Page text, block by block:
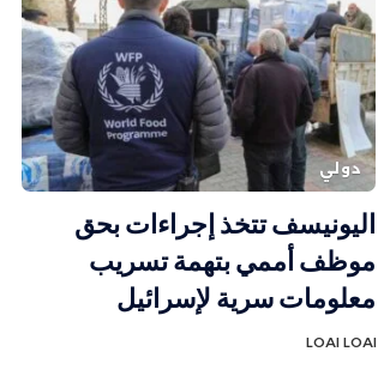
دولي
اليونيسف تتخذ إجراءات بحق
موظف أممي بتهمة تسريب
معلومات سرية لإسرائيل
LOAI LOAI